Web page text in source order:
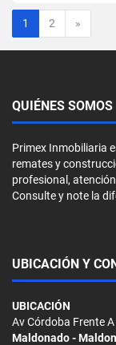
1 2 »
QUIÉNES SOMOS
Primex Inmobiliaria
remates y
profesional,
Consulte y note la
UBICACIÓN Y
UBICACIÓN
Av Córdoba Frente
Maldonado -